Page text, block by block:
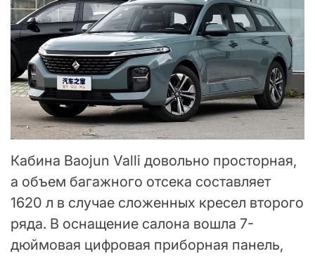
Кабина Baojun Valli довольно просторная,
а объем багажного отсека составляет
1620 л в случае сложенных кресел второго
ряда. В оснащение салона вошла 7-
дюймовая цифровая приборная панель,